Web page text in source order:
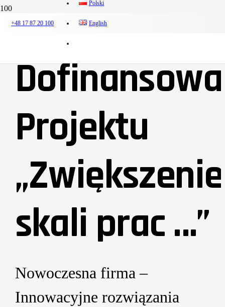
+48 17 87 20 100
Polski
English
Projektu
„Zwiększenie
skali prac …”
Nowoczesna firma –
Innowacyjne rozwiązania